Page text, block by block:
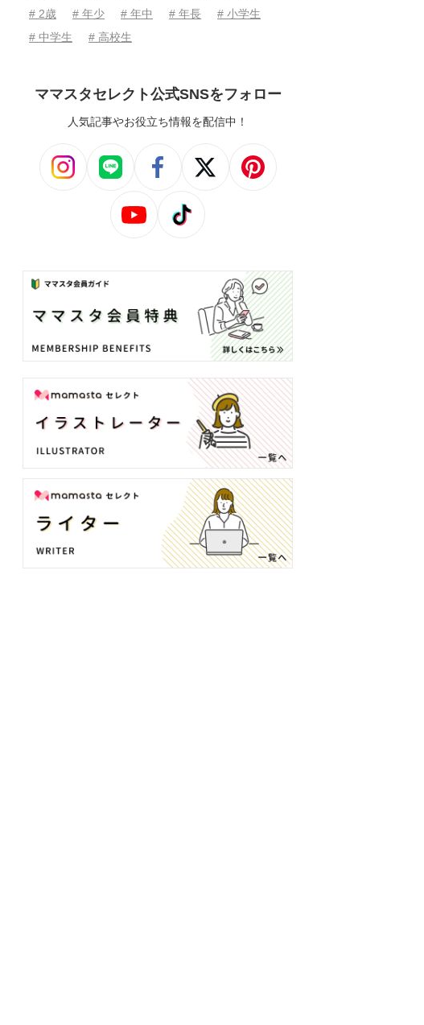
# 2歳
# 年少 # 年中 # 年長
# 小学生
# 中学生
# 高校生
ママスタセレクト公式SNSをフォロー
人気記事やお役立ち情報を配信中！